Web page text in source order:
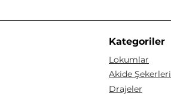
Kategoriler
Lokumlar
Akide Şekerleri
Drajeler